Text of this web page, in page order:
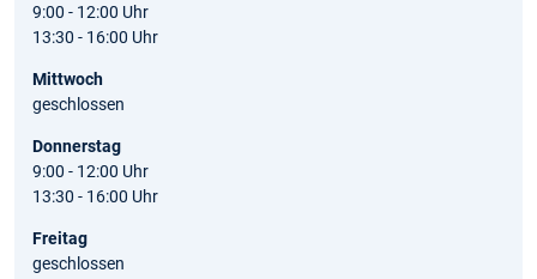
9:00 - 12:00 Uhr
13:30 - 16:00 Uhr
Mittwoch
geschlossen
Donnerstag
9:00 - 12:00 Uhr
13:30 - 16:00 Uhr
Freitag
geschlossen